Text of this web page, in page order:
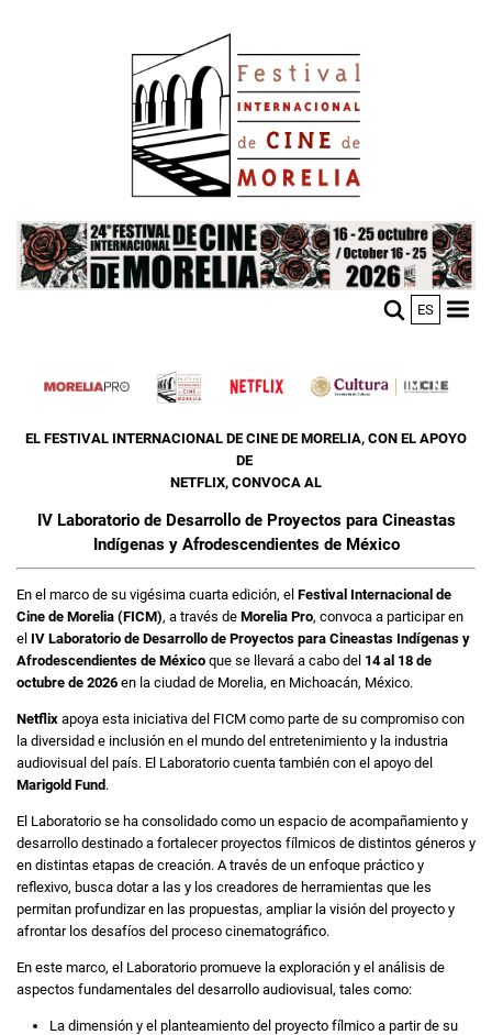
Image
ES
EL FESTIVAL INTERNACIONAL DE CINE DE MORELIA, CON EL APOYO
DE
NETFLIX, CONVOCA AL
IV Laboratorio de Desarrollo de Proyectos para Cineastas
Indígenas y Afrodescendientes de México
En el marco de su vigésima cuarta edición, el Festival Internacional de
Cine de Morelia (FICM), a través de Morelia Pro, convoca a participar en
el IV Laboratorio de Desarrollo de Proyectos para Cineastas Indígenas y
Afrodescendientes de México que se llevará a cabo del 14 al 18 de
octubre de 2026 en la ciudad de Morelia, en Michoacán, México.
Netflix apoya esta iniciativa del FICM como parte de su compromiso con
la diversidad e inclusión en el mundo del entretenimiento y la industria
audiovisual del país. El Laboratorio cuenta también con el apoyo del
Marigold Fund.
El Laboratorio se ha consolidado como un espacio de acompañamiento y
desarrollo destinado a fortalecer proyectos fílmicos de distintos géneros y
en distintas etapas de creación. A través de un enfoque práctico y
reflexivo, busca dotar a las y los creadores de herramientas que les
permitan profundizar en las propuestas, ampliar la visión del proyecto y
afrontar los desafíos del proceso cinematográfico.
En este marco, el Laboratorio promueve la exploración y el análisis de
aspectos fundamentales del desarrollo audiovisual, tales como:
La dimensión y el planteamiento del proyecto fílmico a partir de su